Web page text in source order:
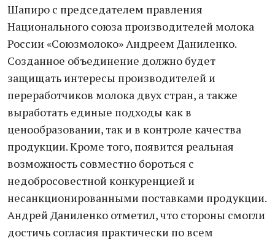
Шапиро с председателем правления
Национального союза производителей молока
России «Союзмолоко» Андреем Даниленко.
Созданное объединение должно будет
защищать интересы производителей и
переработчиков молока двух стран, а также
выработать единые подходы как в
ценообразовании, так и в контроле качества
продукции. Кроме того, появится реальная
возможность совместно бороться с
недобросовестной конкуренцией и
несанкционированными поставками продукции.
Андрей Даниленко отметил, что стороны смогли
достичь согласия практически по всем